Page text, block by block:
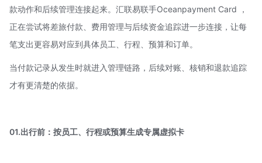
款动作和后续管理连接起来。汇联易联手Oceanpayment Card ，
正在尝试将差旅付款、费用管理与后续资金追踪进一步连接，让每
笔支出更容易对应到具体员工、行程、预算和订单。
当付款记录从发生时就进入管理链路，后续对账、核销和退款追踪
才有更清楚的依据。
01.出行前：按员工、行程或预算生成专属虚拟卡